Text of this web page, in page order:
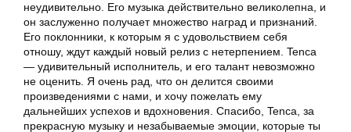
неудивительно. Его музыка действительно великолепна, и
он заслуженно получает множество наград и признаний.
Его поклонники, к которым я с удовольствием себя
отношу, ждут каждый новый релиз с нетерпением. Tenca
— удивительный исполнитель, и его талант невозможно
не оценить. Я очень рад, что он делится своими
произведениями с нами, и хочу пожелать ему
дальнейших успехов и вдохновения. Спасибо, Tenca, за
прекрасную музыку и незабываемые эмоции, которые ты